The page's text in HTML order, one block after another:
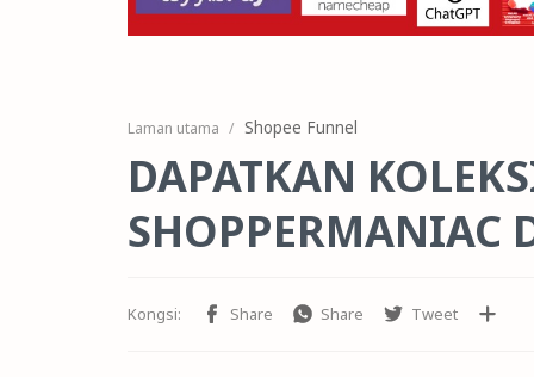
Laman utama Shopee Funnel
DAPATKAN
SHOPPERMANIAC